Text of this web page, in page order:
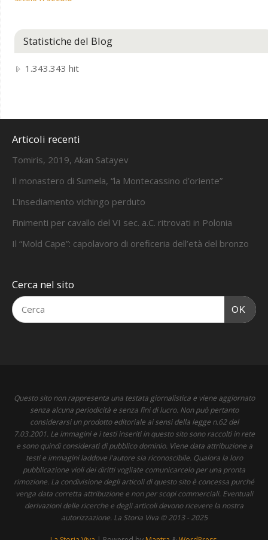
Statistiche del Blog
1.343.343 hit
Articoli recenti
Tomiris, 2019, Akan Satayev
Il monastero di Sumela, “la Montecassino d’oriente”
L’insediamento vichingo perduto
Finimenti per cavallo del VI sec. a.C. ritrovati in Polonia
Il “Mold Cape”: capolavoro di oreficeria dell’età del bronzo
Cerca nel sito
OK
Questo sito non rappresenta una testata giornalistica e viene aggiornato
senza alcuna periodicità e senza fini di lucro. Non può pertanto
considerarsi un prodotto editoriale ai sensi della legge n.62 del
7.03.2001. Le immagini e i testi inseriti in questo sito sono raccolti in rete
e sono quindi considerati di pubblico dominio. Viene data attribuzione a
testi e immagini laddove l'autore sia riconoscibile. Qualora la loro
pubblicazione violi dei diritti vogliate comunicarcelo per una pronta
rimozione. La condivisione degli articoli di questo sito è concessa purché
venga data corretta attribuzione e non per scopi commerciali. Eventuali
derivazioni delle ricerche e degli articoli devono ricevere la nostra
autorizzazione. La Storia Viva © 2013 - 2025